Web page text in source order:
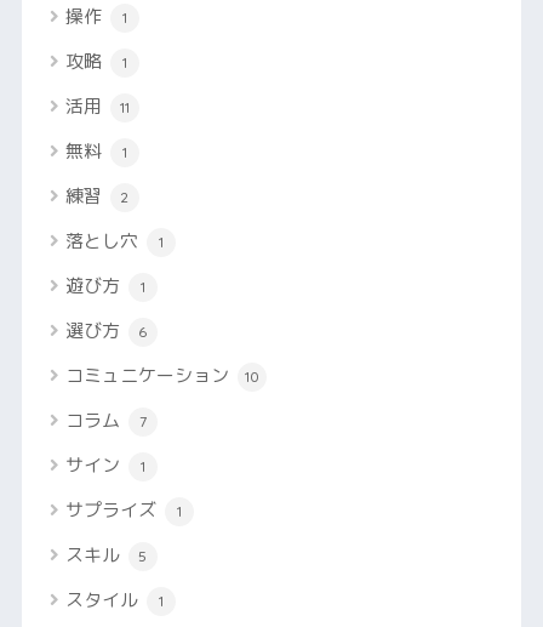
操作 1
攻略 1
活用 11
無料 1
練習 2
落とし穴 1
遊び方 1
選び方 6
コミュニケーション 10
コラム 7
サイン 1
サプライズ 1
スキル 5
スタイル 1